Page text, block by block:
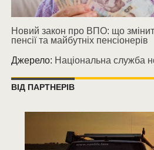
Новий закон про ВПО: що
пенсії та майбутніх пенсіонерів
Джерело: Національна служба
ВІД ПАРТНЕРІВ